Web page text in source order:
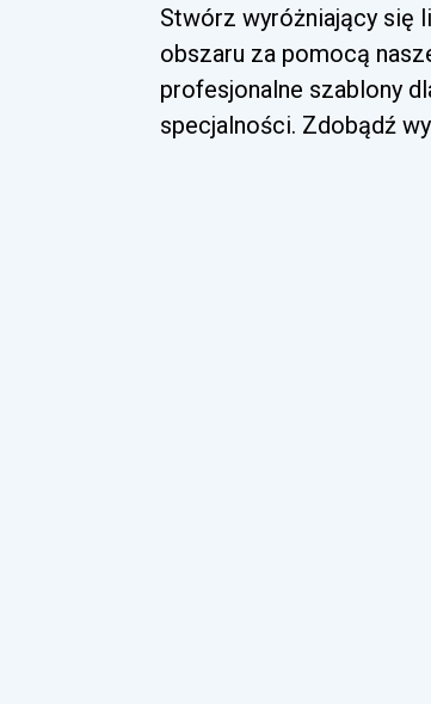
Stwórz wyróżniający się
obszaru za pomocą
profesjonalne szablony
specjalności. Zdobądź